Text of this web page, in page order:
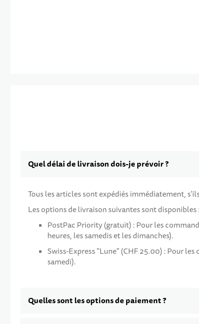
Quel délai de livraison dois-je prévoir ?
Tous les articles sont expédiés immédiatement,
Les options de livraison suivantes sont disponibles :
PostPac Priority (gratuit) : Pour les
heures, les samedis et les dimanches).
Swiss-Express "Lune" (CHF 25.00) : Pour
samedi).
Quelles sont les options de paiement ?